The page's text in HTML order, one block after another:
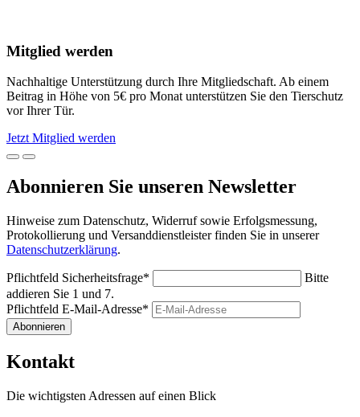
Mitglied werden
Nachhaltige Unterstützung durch Ihre Mitgliedschaft. Ab einem
Beitrag in Höhe von 5€ pro Monat unterstützen Sie den Tierschutz
vor Ihrer Tür.
Jetzt Mitglied werden
Abonnieren Sie unseren Newsletter
Hinweise zum Datenschutz, Widerruf sowie Erfolgsmessung,
Protokollierung und Versanddienstleister finden Sie in unserer
Datenschutzerklärung.
Pflichtfeld Sicherheitsfrage*
Bitte
addieren Sie 1 und 7.
Pflichtfeld E-Mail-Adresse*
Abonnieren
Kontakt
Die wichtigsten Adressen auf einen Blick